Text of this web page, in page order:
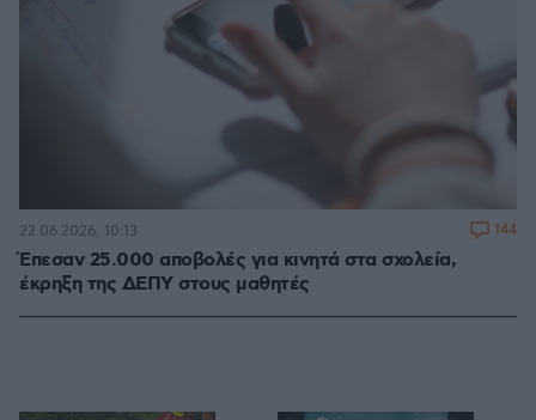
Έπεσαν 25.000 αποβολές για κινητά στα σχολεία,
έκρηξη της ΔΕΠΥ στους μαθητές
22.06.2026, 10:13 144